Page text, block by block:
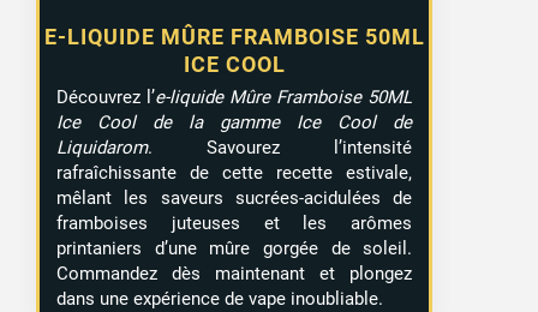
E-LIQUIDE MÛRE FRAMBOISE 50ML
ICE COOL
Découvrez l’e-liquide Mûre Framboise 50ML
Ice Cool de la gamme Ice Cool de
Liquidarom. Savourez l’intensité
rafraîchissante de cette recette estivale,
mêlant les saveurs sucrées-acidulées de
framboises juteuses et les arômes
printaniers d’une mûre gorgée de soleil.
Commandez dès maintenant et plongez
dans une expérience de vape inoubliable.